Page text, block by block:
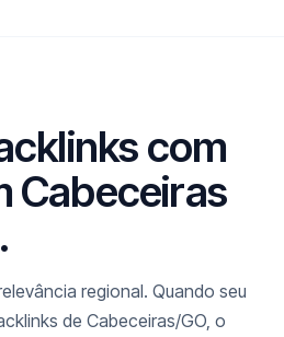
com
Cabeceiras
regional. Quando seu
de Cabeceiras/GO, o